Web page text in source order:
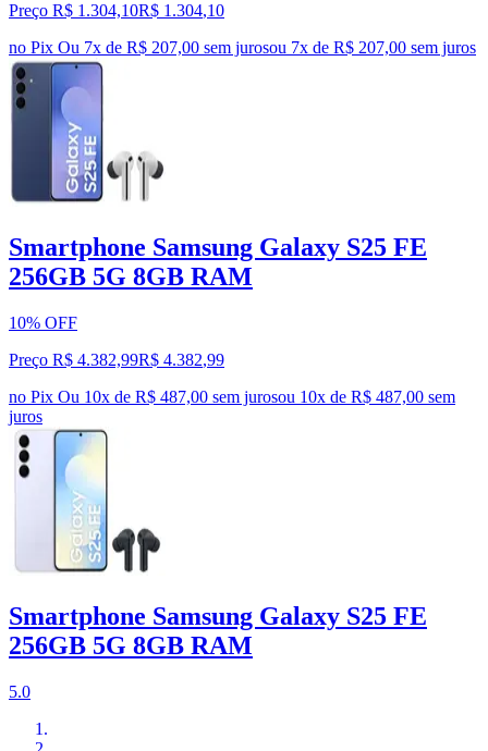
Preço R$ 1.304,10R$ 1.304,10
no Pix Ou 7x de R$ 207,00 sem jurosou 7x de R$ 207,00 sem juros
Smartphone Samsung Galaxy S25 FE
256GB 5G 8GB RAM
10% OFF
Preço R$ 4.382,99R$ 4.382,99
no Pix Ou 10x de R$ 487,00 sem jurosou 10x de R$ 487,00 sem
juros
Smartphone Samsung Galaxy S25 FE
256GB 5G 8GB RAM
5.0